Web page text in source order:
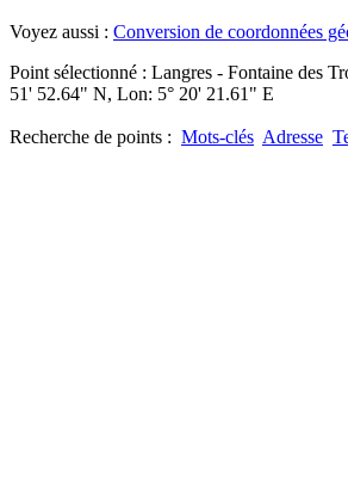
Voyez aussi : Conversion de coordonnées
Point sélectionné : Langres - Fontaine des
51' 52.64" N, Lon: 5° 20' 21.61" E
Recherche de points : Mots-clés Adresse